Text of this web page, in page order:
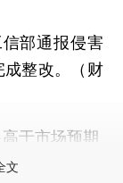
部通报侵害
成整改。（财
于市场预期
文